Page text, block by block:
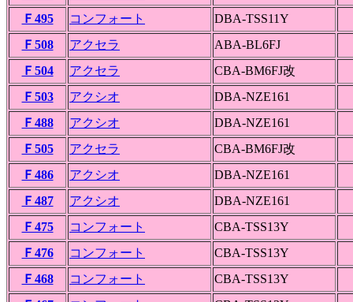
Ｆ495
コンフォート
DBA-TSS11Y
Ｆ508
アクセラ
ABA-BL6FJ
Ｆ504
アクセラ
CBA-BM6FJ改
Ｆ503
アクシオ
DBA-NZE161
Ｆ488
アクシオ
DBA-NZE161
Ｆ505
アクセラ
CBA-BM6FJ改
Ｆ486
アクシオ
DBA-NZE161
Ｆ487
アクシオ
DBA-NZE161
Ｆ475
コンフォート
CBA-TSS13Y
Ｆ476
コンフォート
CBA-TSS13Y
Ｆ468
コンフォート
CBA-TSS13Y